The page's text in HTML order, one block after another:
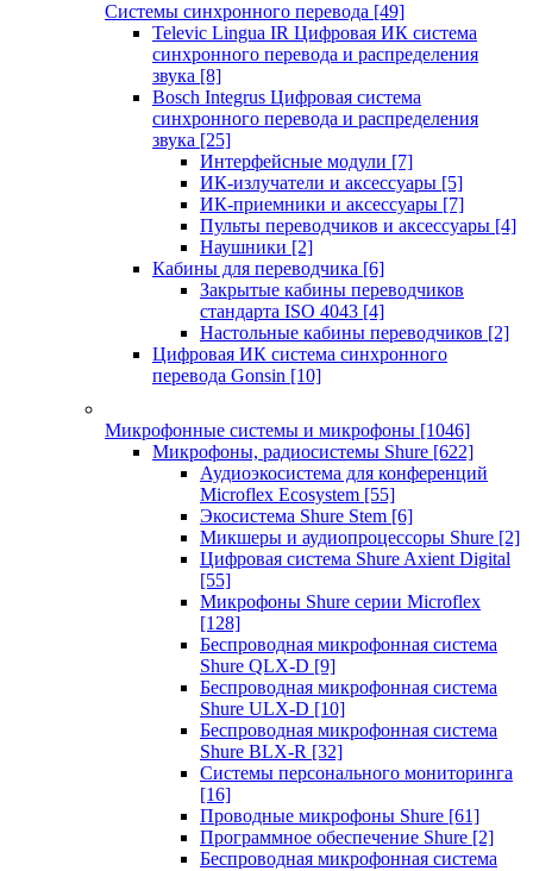
Системы синхронного перевода [49]
Televic Lingua IR Цифровая ИК система
синхронного перевода и распределения
звука [8]
Bosch Integrus Цифровая система
синхронного перевода и распределения
звука [25]
Интерфейсные модули [7]
ИК-излучатели и аксессуары [5]
ИК-приемники и аксессуары [7]
Пульты переводчиков и аксессуары [4]
Наушники [2]
Кабины для переводчика [6]
Закрытые кабины переводчиков
стандарта ISO 4043 [4]
Настольные кабины переводчиков [2]
Цифровая ИК система синхронного
перевода Gonsin [10]
Микрофонные системы и микрофоны [1046]
Микрофоны, радиосистемы Shure [622]
Аудиоэкосистема для конференций
Microflex Ecosystem [55]
Экосистема Shure Stem [6]
Микшеры и аудиопроцессоры Shure [2]
Цифровая система Shure Axient Digital
[55]
Микрофоны Shure серии Microflex
[128]
Беспроводная микрофонная система
Shure QLX-D [9]
Беспроводная микрофонная система
Shure ULX-D [10]
Беспроводная микрофонная система
Shure BLX-R [32]
Системы персонального мониторинга
[16]
Проводные микрофоны Shure [61]
Программное обеспечение Shure [2]
Беспроводная микрофонная система